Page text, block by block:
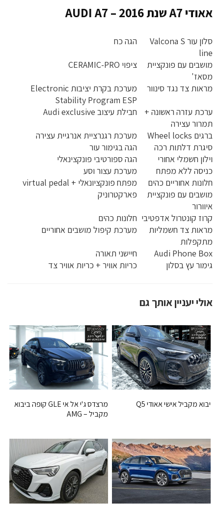
אאודי A7 שנת 2016 – AUDI A7
סלון עור Valcona S
line
הגה כח
מושבים עם פונקציית
מסאז'
ציפוי CERAMIC-PRO
מראות צד נגד סינוור
מערכת בקרת יציבות Electronic
Stability Program ESP
ערכת עזרה ראשונה +
תמרור עצירה
חבילת עיצוב Audi exclusive
ברגים Wheel locks
מערכת רגנרציית אנרגיית עצירה
סיגרת דלתות רכה
הגה בגימור עור
וילון חשמלי אחורי
הגה ספורטיבי פונקצינאלי
כניסה ללא מפתח
מערכת עצור וסע
חלונות אחוריים כהים
מפתח פונקציונאלי + virtual pedal
מושבים עם פונקציית
איוורור
פארקטרוניק
קרוז קונטרול אדפטיבי חלונות כהים
מראות צד חשמליות
מתקפלות
מערכת קיפול מושבים אחוריים
Audi Phone Box
חיישני תאורה
גימור עץ בסלון
כריות אוויר + כריות אוויר צד
אולי יעניין אותך גם
יבוא מקביל אישי אאודי Q5
מרצדס ג'י אל אי GLE קופה ביבוא
מקביל – AMG